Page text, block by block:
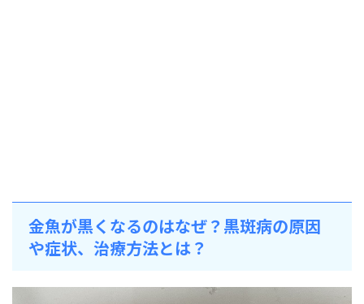
金魚が黒くなるのはなぜ？黒斑病の原因
や症状、治療方法とは？